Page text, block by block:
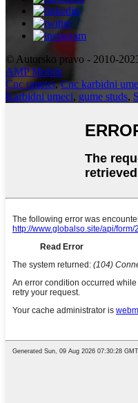
© Autorsko pravo - 2010-
AMP Mobile
Cnc umetci,Cnc karbidni
Karbidni umeci, gume studs,